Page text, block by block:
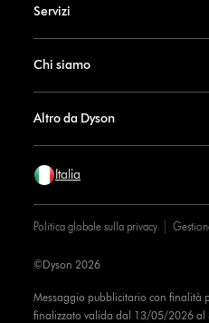
Servizi
Chi siamo
Altro da Dyson
Italia
Politica globale sulla privacy
Messaggio pubblicitario con finalità
finalizzato valida dal 13/05/2026 al
©Dyson 2026